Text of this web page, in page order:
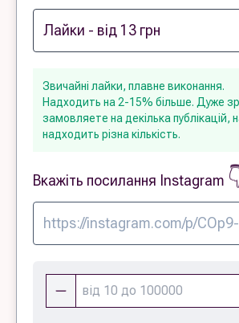
Звичайні лайки, плавне виконання.
Надходить на 2-15% більше. Дуже
замовляете на декілька публікацій,
надходить різна кількість.
Вкажіть посилання Instagram